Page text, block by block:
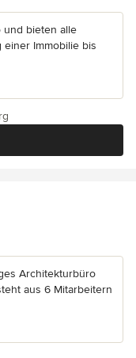
und bieten alle
Immobilie bis
Sternen
Architekturbüro
aus 6 Mitarbeitern